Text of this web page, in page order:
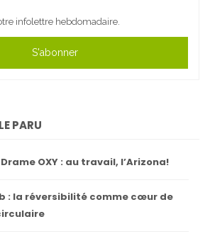
infolettre hebdomadaire.
S'abonner
PARU
OXY : au travail, l’Arizona!
: la réversibilité comme cœur de